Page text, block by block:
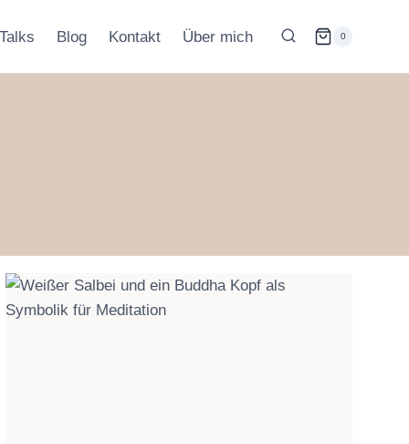
Blog Kontakt Über mich 0